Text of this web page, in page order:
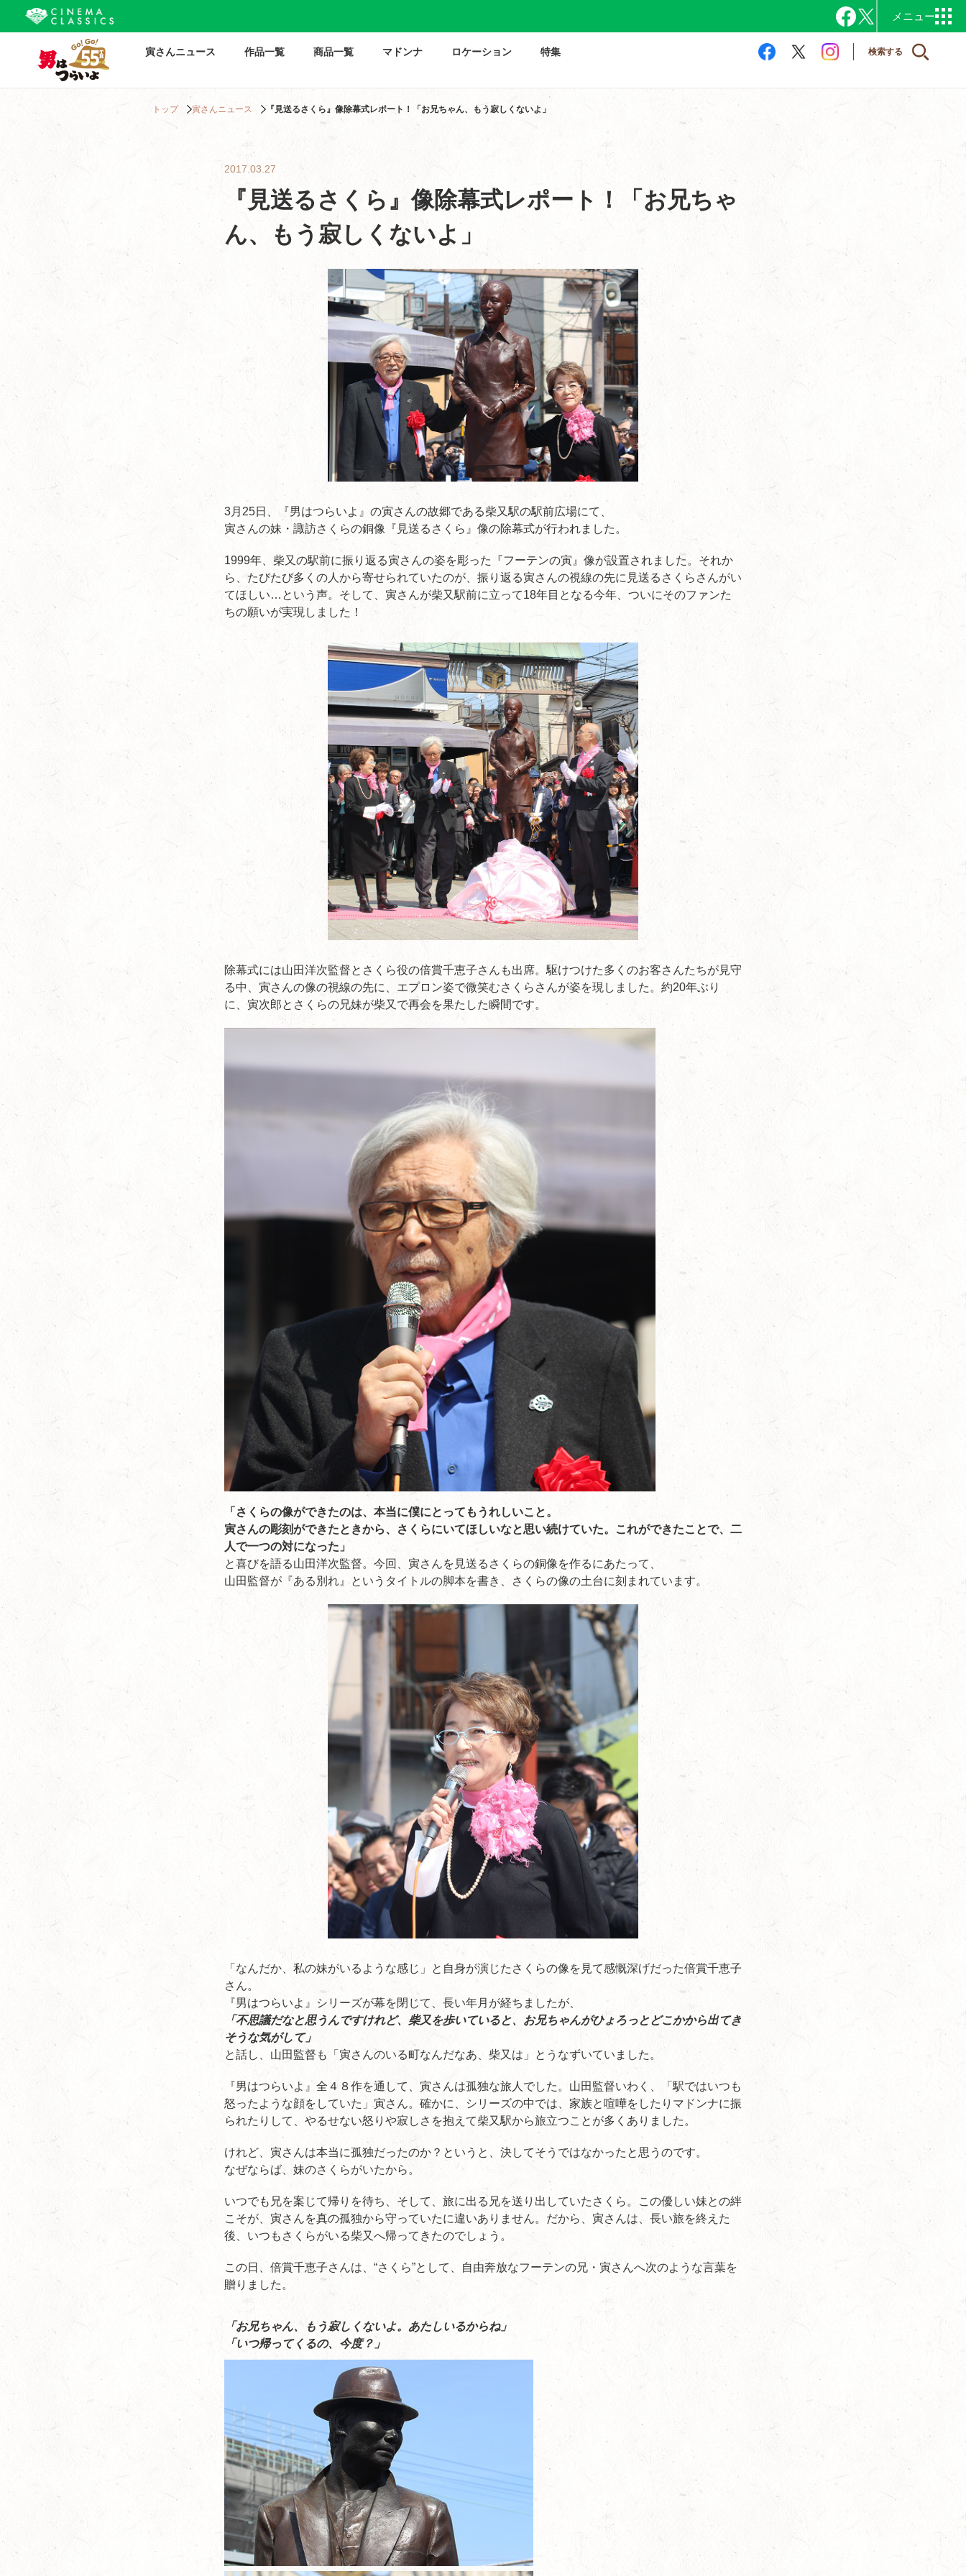
寅さんニュース 作品一覧 商品一覧 マドンナ ロケーション 特集 検索する
トップ 寅さんニュース 『見送るさくら』像除幕式レポート！「お兄ちゃん、もう寂しくないよ」
2017.03.27
『見送るさくら』像除幕式レポート！「お兄ちゃ
ん、もう寂しくないよ」
3月25日、『男はつらいよ』の寅さんの故郷である柴又駅の駅前広場にて、
寅さんの妹・諏訪さくらの銅像『見送るさくら』像の除幕式が行われました。
1999年、柴又の駅前に振り返る寅さんの姿を彫った『フーテンの寅』像が設置されました。それか
ら、たびたび多くの人から寄せられていたのが、振り返る寅さんの視線の先に見送るさくらさんがい
てほしい…という声。そして、寅さんが柴又駅前に立って18年目となる今年、ついにそのファンた
ちの願いが実現しました！
除幕式には山田洋次監督とさくら役の倍賞千恵子さんも出席。駆けつけた多くのお客さんたちが見守
る中、寅さんの像の視線の先に、エプロン姿で微笑むさくらさんが姿を現しました。約20年ぶり
に、寅次郎とさくらの兄妹が柴又で再会を果たした瞬間です。
「さくらの像ができたのは、本当に僕にとってもうれしいこと。
寅さんの彫刻ができたときから、さくらにいてほしいなと思い続けていた。これができたことで、二
人で一つの対になった」
と喜びを語る山田洋次監督。今回、寅さんを見送るさくらの銅像を作るにあたって、
山田監督が『ある別れ』というタイトルの脚本を書き、さくらの像の土台に刻まれています。
「なんだか、私の妹がいるような感じ」と自身が演じたさくらの像を見て感慨深げだった倍賞千恵子
さん。
『男はつらいよ』シリーズが幕を閉じて、長い年月が経ちましたが、
「不思議だなと思うんですけれど、柴又を歩いていると、お兄ちゃんがひょろっとどこかから出てき
そうな気がして」
と話し、山田監督も「寅さんのいる町なんだなあ、柴又は」とうなずいていました。
『男はつらいよ』全４８作を通して、寅さんは孤独な旅人でした。山田監督いわく、「駅ではいつも
怒ったような顔をしていた」寅さん。確かに、シリーズの中では、家族と喧嘩をしたりマドンナに振
られたりして、やるせない怒りや寂しさを抱えて柴又駅から旅立つことが多くありました。
けれど、寅さんは本当に孤独だったのか？というと、決してそうではなかったと思うのです。
なぜならば、妹のさくらがいたから。
いつでも兄を案じて帰りを待ち、そして、旅に出る兄を送り出していたさくら。この優しい妹との絆
こそが、寅さんを真の孤独から守っていたに違いありません。だから、寅さんは、長い旅を終えた
後、いつもさくらがいる柴又へ帰ってきたのでしょう。
この日、倍賞千恵子さんは、“さくら”として、自由奔放なフーテンの兄・寅さんへ次のような言葉を
贈りました。
「お兄ちゃん、もう寂しくないよ。あたしいるからね」
「いつ帰ってくるの、今度？」